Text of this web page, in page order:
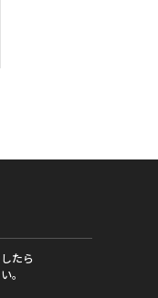
たら
。